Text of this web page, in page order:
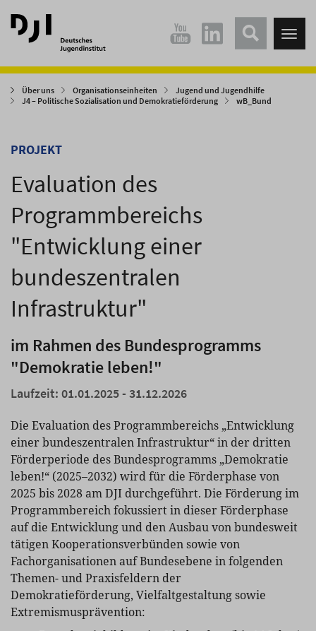
Direkt
zum
Hauptinhalt
Direkt
zum
Hauptmenü
Über uns Organisationseinheiten
Jugend und Jugendhilfe
J4 – Politische Sozialisation und Demokratieförderung
wB_Bund
PROJEKT
Evaluation des
Programmbereichs
"Entwicklung einer
bundeszentralen
Infrastruktur"
im Rahmen des Bundesprogramms
"Demokratie leben!"
Laufzeit: 01.01.2025 - 31.12.2026
Die Evaluation des Programmbereichs „Entwicklung
einer bundeszentralen Infrastruktur“ in der dritten
Förderperiode des Bundesprogramms „Demokratie
leben!“ (2025–2032) wird für die Förderphase von
2025 bis 2028 am DJI durchgeführt. Die Förderung im
Programmbereich fokussiert in dieser Förderphase
auf die Entwicklung und den Ausbau von bundesweit
tätigen Kooperationsverbünden sowie von
Fachorganisationen auf Bundesebene in folgenden
Themen- und Praxisfeldern der
Demokratieförderung, Vielfaltgestaltung sowie
Extremismusprävention: